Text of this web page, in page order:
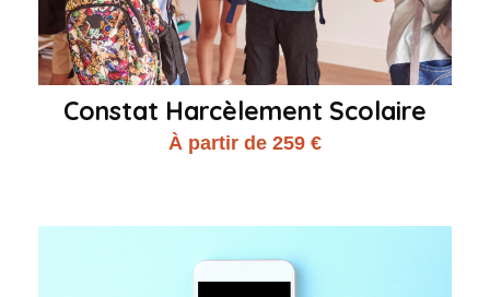
Constat Harcèlement Scolaire
À partir de 259 €